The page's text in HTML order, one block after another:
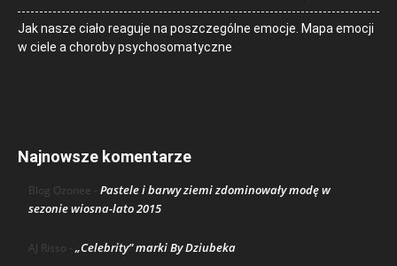
Jak nasze ciało reaguje na poszczególne emocje. Mapa emocji
w ciele a choroby psychosomatyczne
Najnowsze komentarze
Blog Ozonee - Pastele i barwy ziemi zdominowały modę w
sezonie wiosna-lato 2015
AJ Risso - „Celebrity” marki By Dziubeka